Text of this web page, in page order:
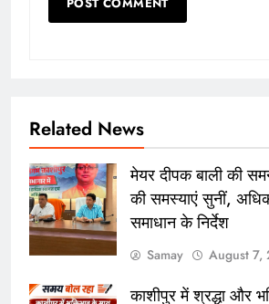
Related News
मेयर दीपक बाली की
की समस्याएं सुनीं,
समाधान के निर्देश
Samay August 7,
काशीपुर में श्रद्धा और